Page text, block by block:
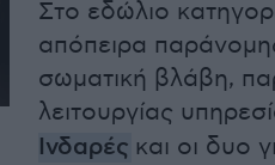
Στο εδώλιο
απόπειρα
σωματική βλάβη,
λειτουργίας
Ινδαρές και οι δυο